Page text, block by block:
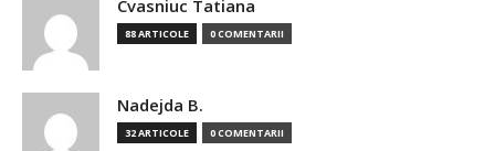
Cvasniuc Tatiana
88 ARTICOLE 0 COMENTARII
Nadejda B.
32 ARTICOLE 0 COMENTARII